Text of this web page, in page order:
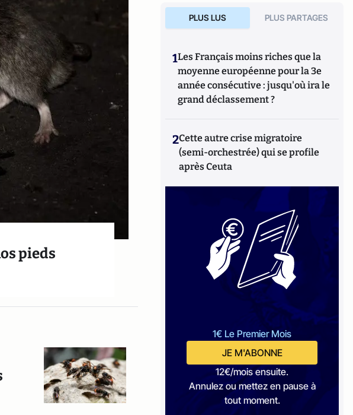
pieds
PLUS LUS PLUS PARTAGES
1Les Français moins riches que la
moyenne européenne pour la 3e
année consécutive : jusqu'où ira le
grand déclassement ?
2Cette autre crise migratoire
(semi-orchestrée) qui se profile
après Ceuta
1€ Le Premier Mois
JE M'ABONNE
12€/mois ensuite.
Annulez ou mettez en pause à
tout moment.